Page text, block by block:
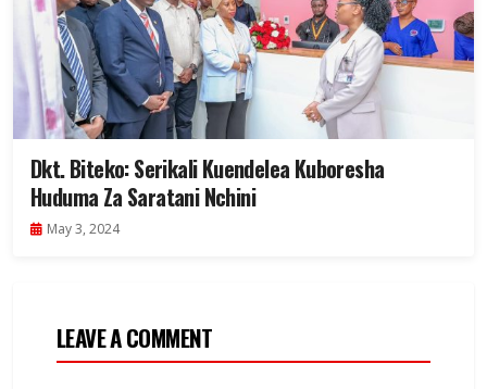
Dkt. Biteko: Serikali Kuendelea Kuboresha
Huduma Za Saratani Nchini
May 3, 2024
LEAVE A COMMENT